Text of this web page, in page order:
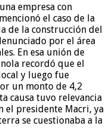
empresa con
el caso de la
de la construcción del
por el área
En esa unión de
recordó que el
y luego fue
un monto de 4,2
causa tuvo relevancia
el presidente Macri, ya
se cuestionaba a la